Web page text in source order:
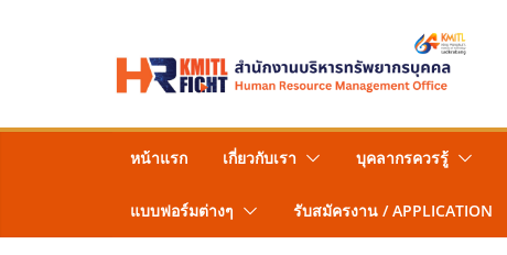
หน้าแรก เกี่ยวกับเรา บุคลากรควรรู้
แบบฟอร์มต่างๆ รับสมัครงาน / APPLICATION